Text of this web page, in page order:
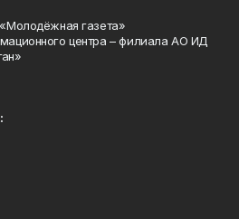
газета»
центра – филиала АО ИД